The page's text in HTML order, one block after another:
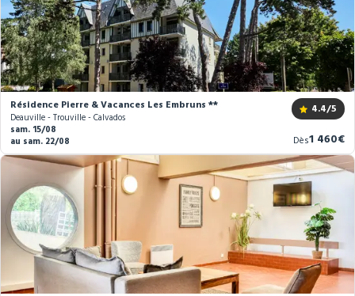
Résidence Pierre & Vacances Les Embruns **
Deauville - Trouville - Calvados
4.4/5
sam. 15/08
au sam. 22/08
DèsNouveau
prix
1 460€